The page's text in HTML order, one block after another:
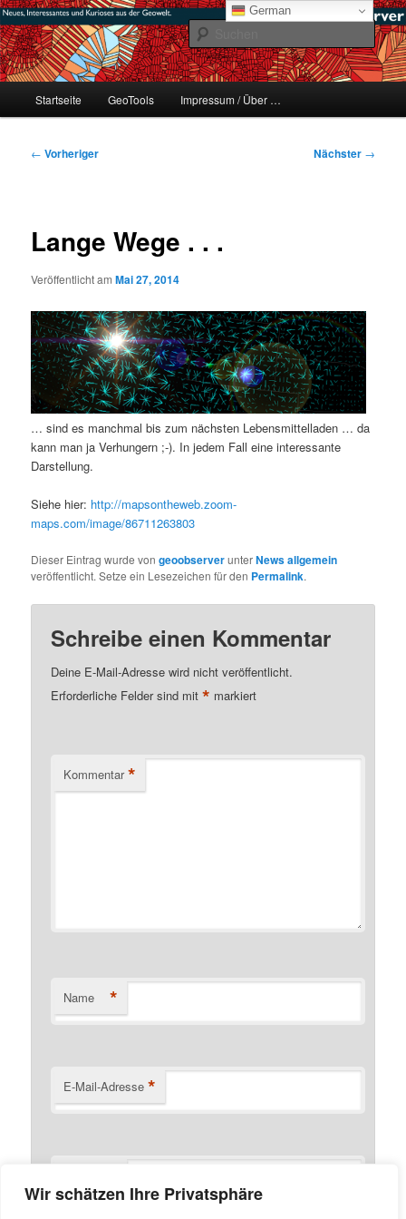
Wir schätzen Ihre Privatsphäre
Zum
primären
Inhalt
springen#geoObserver
mikeE's GeoBlog
Startseite GeoTools Impressum / Über …
Beitragsnavigation
← Vorheriger Nächster →
Lange Wege . . .
Veröffentlicht amMai 27, 2014
… sind es manchmal bis zum nächsten Lebensmittelladen … da
kann man ja Verhungern ;-). In jedem Fall eine interessante
Darstellung.
Siehe hier: http://mapsontheweb.zoom-
maps.com/image/86711263803
Dieser Eintrag wurde vongeoobserverunterNews allgemein
veröffentlicht. Setze ein Lesezeichen für den Permalink.
Schreibe einen Kommentar
Deine E-Mail-Adresse wird nicht veröffentlicht.
Erforderliche Felder sind mit* markiert
Kommentar *
Name *
E-Mail-Adresse *
German